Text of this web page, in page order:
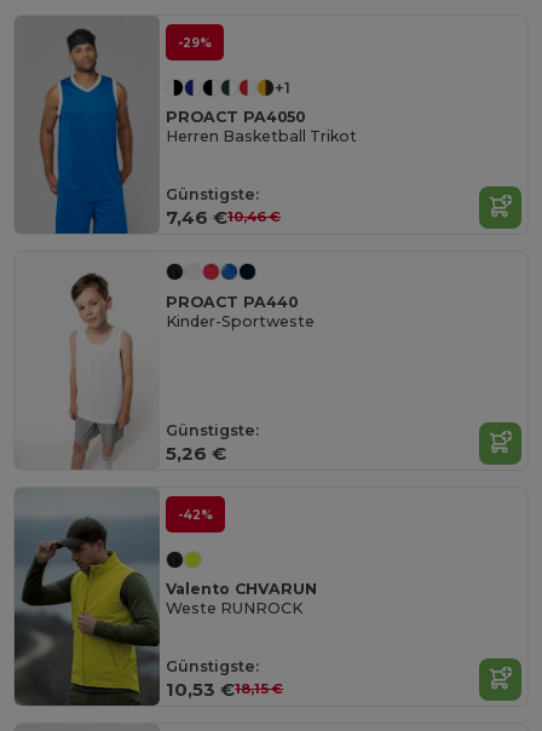
-29%
+1
PROACT PA4050
Herren Basketball Trikot
Günstigste:
7,46 €10,46 €
PROACT PA440
Kinder-Sportweste
Günstigste:
5,26 €
-42%
Valento CHVARUN
Weste RUNROCK
Günstigste:
10,53 €18,15 €